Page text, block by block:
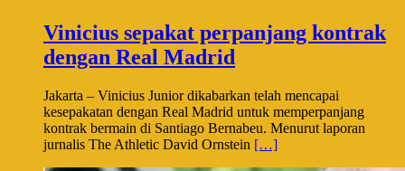
Vinicius sepakat perpanjang kontrak
dengan Real Madrid
Jakarta – Vinicius Junior dikabarkan telah mencapai
kesepakatan dengan Real Madrid untuk memperpanjang
kontrak bermain di Santiago Bernabeu. Menurut laporan
jurnalis The Athletic David Ornstein […]